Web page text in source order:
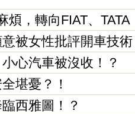
煩，轉向FIAT、TATA
被女性批評開車技術
心汽車被沒收！？
堪憂？！
西雅圖！？